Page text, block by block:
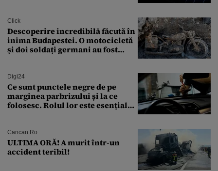
Click
Descoperire incredibilă făcută în
inima Budapestei. O motocicletă
și doi soldați germani au fost
Digi24
Ce sunt punctele negre de pe
marginea parbrizului și la ce
folosesc. Rolul lor este esențial
Cancan.ro
ULTIMA ORĂ! A murit într-un
accident teribil!